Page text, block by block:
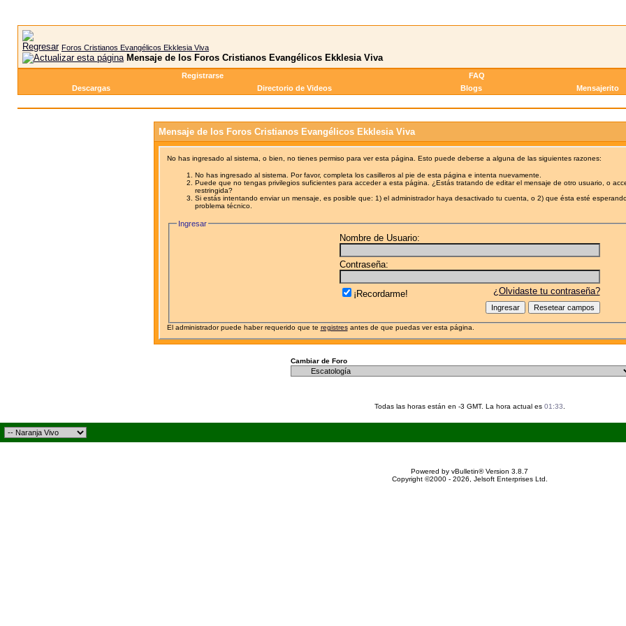
Foros Cristianos Evangélicos Ekklesia Viva
Mensaje de los Foros Cristianos Evangélicos Ekklesia Viva
Registrarse FAQ
Descargas
Directorio de Videos Blogs Mensajerito
Mensaje de los Foros Cristianos Evangélicos Ekklesia Viva
No has ingresado al sistema, o bien, no tienes permiso para ver esta página. Esto puede deberse a alguna de las siguientes razones:
No has ingresado al sistema. Por favor, completa los casilleros al pie de esta página e intenta nuevamente.
Puede que no tengas privilegios suficientes para acceder a esta página. ¿Estás tratando de editar el mensaje de otro usuario, o
restringida?
Si estás intentando enviar un mensaje, es posible que: 1) el administrador haya desactivado tu cuenta, o 2) que ésta esté
problema técnico.
Ingresar
Nombre de Usuario:
Contraseña:
¿Olvidaste tu contraseña?
¡Recordarme!
El administrador puede haber requerido que te registresantes de que puedas ver esta página.
Cambiar de Foro
Todas las horas están en -3 GMT. La hora actual es 01:33
Powered by vBulletin® Version 3.8.7
Copyright ©2000 - 2026, Jelsoft Enterprises Ltd.